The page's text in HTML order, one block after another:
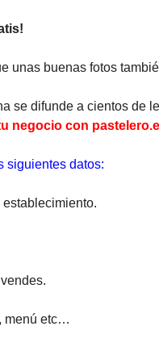
unas buenas fotos
se difunde a cientos de
negocio con
siguientes datos:
establecimiento.
menú etc…